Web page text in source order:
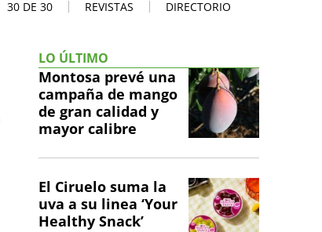
30 DE 30 REVISTAS DIRECTORIO
LO ÚLTIMO
Montosa prevé una
campaña de mango
de gran calidad y
mayor calibre
El Ciruelo suma la
uva a su linea ‘Your
Healthy Snack’